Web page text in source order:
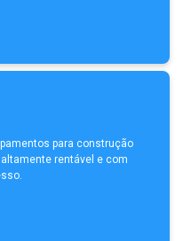
para construção
rentável e com